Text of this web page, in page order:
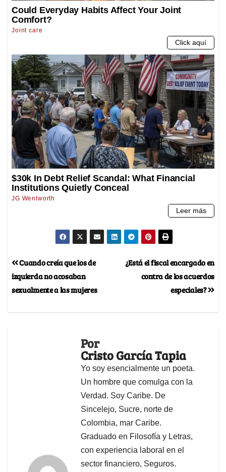
¿Está el fiscal encargado en
contra de los acuerdos
especiales?
Cuando creía que los de
izquierda no acosaban
sexualmente a las mujeres
Por
Cristo García Tapia
Yo soy esencialmente un poeta.
Un hombre que comulga con la
Verdad. Soy Caribe. De
Sincelejo, Sucre, norte de
Colombia, mar Caribe.
Graduado en Filosofía y Letras,
con experiencia laboral en el
sector financiero, Seguros.